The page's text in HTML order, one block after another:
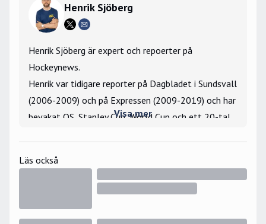
Henrik Sjöberg
Henrik Sjöberg är expert och repoerter på
Hockeynews.
Henrik var tidigare reporter på Dagbladet i Sundsvall
(2006-2009) och på Expressen (2009-2019) och har
bevakat OS, Stanley Cup, World Cup och ett 20-tal
Larionov under gästspelet i Hockeyettan 2006.
Visa mer
Läs också